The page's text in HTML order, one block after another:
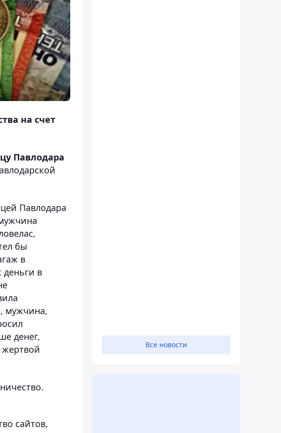
на счет
Павлодара
Павлодара
бы
в
деньги в
мужчина,
денег,
сайтов,
Все новости